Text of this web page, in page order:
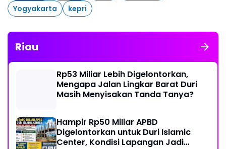
Yogyakarta
kepri
Riau
Rp53 Miliar Lebih Digelontorkan,
Mengapa Jalan Lingkar Barat Duri
Masih Menyisakan Tanda Tanya?
Hampir Rp50 Miliar APBD
Digelontorkan untuk Duri Islamic
Center, Kondisi Lapangan Jadi